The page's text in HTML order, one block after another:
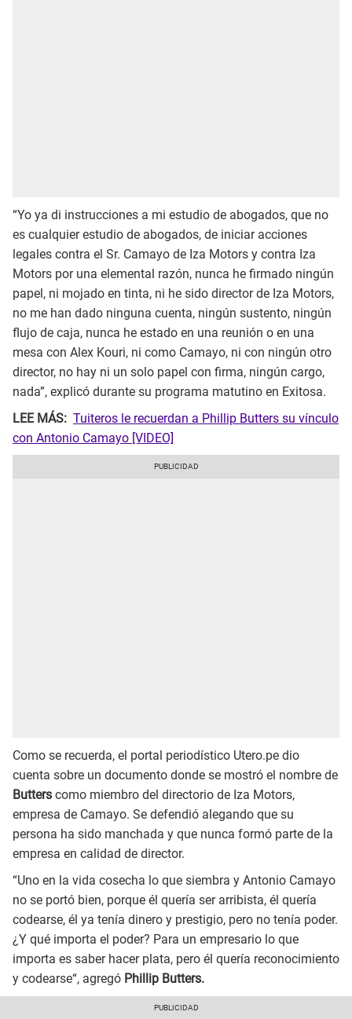
“Yo ya di instrucciones a mi estudio de abogados, que no
es cualquier estudio de abogados, de iniciar acciones
legales contra el Sr. Camayo de Iza Motors y contra Iza
Motors por una elemental razón, nunca he firmado ningún
papel, ni mojado en tinta, ni he sido director de Iza Motors,
no me han dado ninguna cuenta, ningún sustento, ningún
flujo de caja, nunca he estado en una reunión o en una
mesa con Alex Kouri, ni como Camayo, ni con ningún otro
director, no hay ni un solo papel con firma, ningún cargo,
nada”, explicó durante su programa matutino en Exitosa.
LEE MÁS: Tuiteros le recuerdan a Phillip Butters su vínculo
con Antonio Camayo [VIDEO]
Como se recuerda, el portal periodístico Utero.pe dio
cuenta sobre un documento donde se mostró el nombre de
Butters como miembro del directorio de Iza Motors,
empresa de Camayo. Se defendió alegando que su
persona ha sido manchada y que nunca formó parte de la
empresa en calidad de director.
“Uno en la vida cosecha lo que siembra y Antonio Camayo
no se portó bien, porque él quería ser arribista, él quería
codearse, él ya tenía dinero y prestigio, pero no tenía poder.
¿Y qué importa el poder? Para un empresario lo que
importa es saber hacer plata, pero él quería reconocimiento
y codearse“, agregó Phillip Butters.